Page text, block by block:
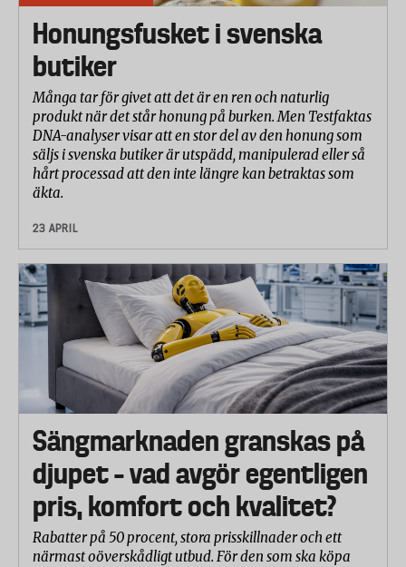
Honungsfusket i svenska
butiker
Många tar för givet att det är en ren och naturlig
produkt när det står honung på burken. Men Testfaktas
DNA-analyser visar att en stor del av den honung som
säljs i svenska butiker är utspädd, manipulerad eller så
hårt processad att den inte längre kan betraktas som
äkta.
23 APRIL
Sängmarknaden granskas på
djupet – vad avgör egentligen
pris, komfort och kvalitet?
Rabatter på 50 procent, stora prisskillnader och ett
närmast oöverskådligt utbud. För den som ska köpa